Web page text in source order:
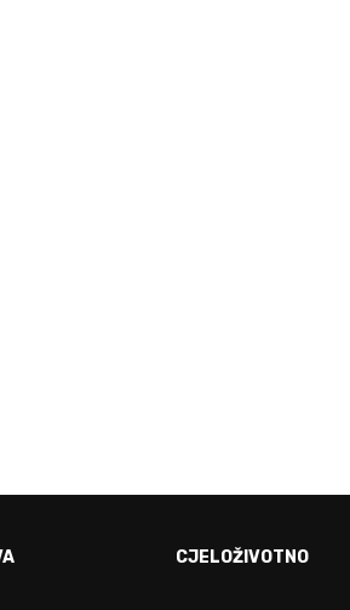
CJELOŽIVOTNO
ZA TEBE!